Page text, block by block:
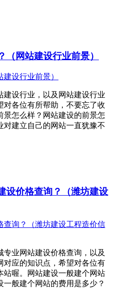
（网站建设行业前景）
建设行业，以及网站建设行业
对各位有所帮助，不要忘了收
景怎么样？网站建设的前景怎
对建立自己的网站一直犹豫不
设价格查询？（潍坊建设
业网站建设价格查询，以及
对应的知识点，希望对各位有
站喔。网站建设一般建个网站
般建个网站的费用是多少？